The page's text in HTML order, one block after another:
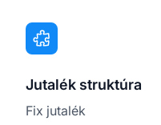
Jutalék struktúra
Fix jutalék